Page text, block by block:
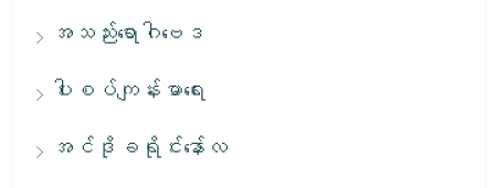
အသည်းရောဂါဗေဒ
ပါးစပ်ကျန်းမာရေး
အင်ဒိုခရိုင်းနော်လ